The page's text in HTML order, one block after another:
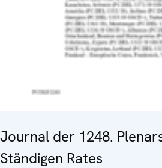
Journal der 1248.
Ständigen Rates